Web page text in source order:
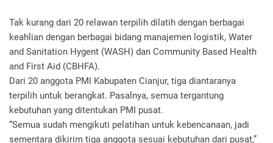
Tak kurang dari 20 relawan terpilih dilatih dengan berbagai
keahlian dengan berbagai bidang manajemen logistik, Water
and Sanitation Hygent (WASH) dan Community Based Health
and First Aid (CBHFA).
Dari 20 anggota PMI Kabupaten Cianjur, tiga diantaranya
terpilih untuk berangkat. Pasalnya, semua tergantung
kebutuhan yang ditentukan PMI pusat.
“Semua sudah mengikuti pelatihan untuk kebencanaan, jadi
sementara dikirim tiga anggota sesuai kebutuhan dari pusat,”